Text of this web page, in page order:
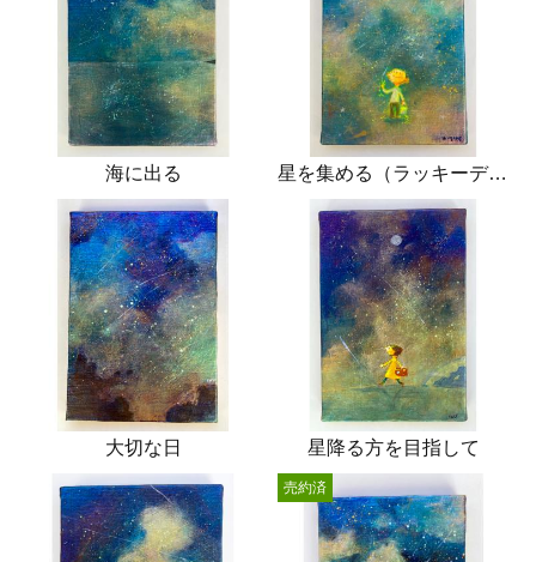
海に出る 星を集める（ラッキーデイ）
大切な日 星降る方を目指して
売約済